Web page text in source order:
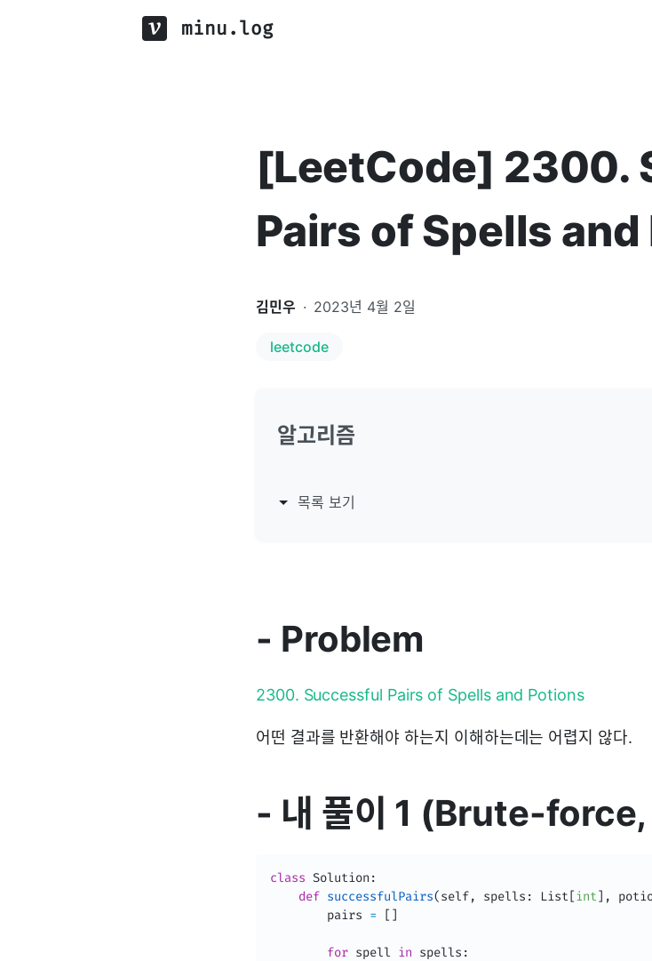
minu.log
[LeetCode] 2300.
Pairs of Spells
김민우 · 2023년 4월 2일
leetcode
알고리즘
목록 보기
- Problem
2300. Successful Pairs of Spells and Potions
어떤 결과를 반환해야 하는지 이해하는데는 어렵지 않다.
- 내 풀이 1 (Brute-
class Solution :
def successfulPairs(self, spells : List [int] ,
        pairs
= [ ]
for spell in spells :